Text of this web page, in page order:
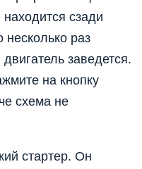
сзади
несколько раз
заведется.
на кнопку
схема не
стартер. Он